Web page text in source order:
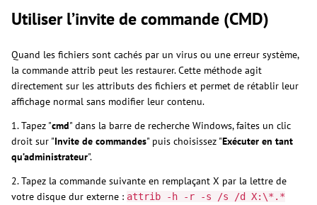
Utiliser l’invite de commande (CMD)
Quand les fichiers sont cachés par un virus ou une erreur système,
la commande attrib peut les restaurer. Cette méthode agit
directement sur les attributs des fichiers et permet de rétablir leur
affichage normal sans modifier leur contenu.
1. Tapez "cmd" dans la barre de recherche Windows, faites un clic
droit sur "Invite de commandes" puis choisissez "Exécuter en tant
qu’administrateur".
2. Tapez la commande suivante en remplaçant X par la lettre de
votre disque dur externe : attrib -h -r -s /s /d X:\*.*